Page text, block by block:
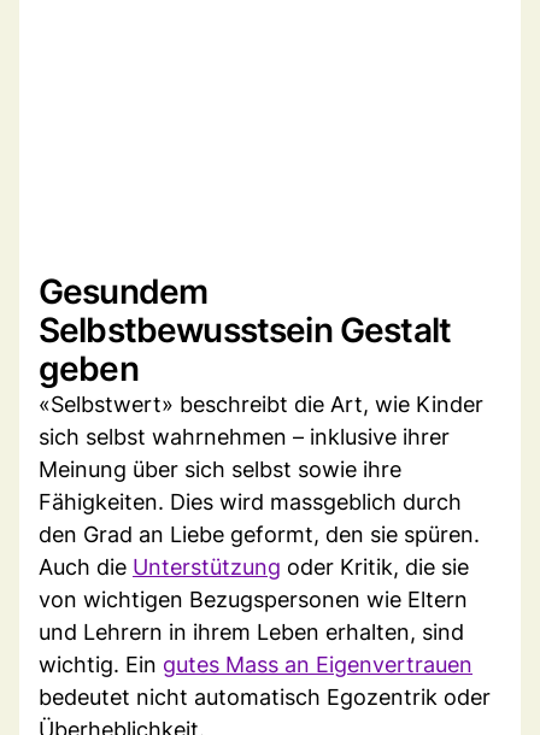
Gesundem
Selbstbewusstsein Gestalt
geben
«Selbstwert» beschreibt die Art, wie Kinder
sich selbst wahrnehmen – inklusive ihrer
Meinung über sich selbst sowie ihre
Fähigkeiten. Dies wird massgeblich durch
den Grad an Liebe geformt, den sie spüren.
Auch die Unterstützung oder Kritik, die sie
von wichtigen Bezugspersonen wie Eltern
und Lehrern in ihrem Leben erhalten, sind
wichtig. Ein gutes Mass an Eigenvertrauen
bedeutet nicht automatisch Egozentrik oder
Überheblichkeit.